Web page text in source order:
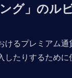
グ」のル
るプレミアム
たりするために